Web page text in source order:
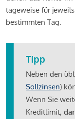
tageweise für
bestimmten Tag.
Tipp
Neben den
Sollzinsen)
Wenn Sie
Kreditlimit,